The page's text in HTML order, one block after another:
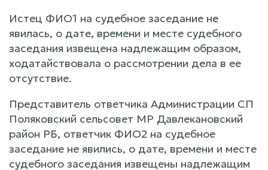
Истец ФИО1 на судебное заседание не
явилась, о дате, времени и месте судебного
заседания извещена надлежащим образом,
ходатайствовала о рассмотрении дела в ее
отсутствие.
Представитель ответчика Администрации СП
Поляковский сельсовет МР Давлекановский
район РБ, ответчик ФИО2 на судебное
заседание не явились, о дате, времени и месте
судебного заседания извещены надлежащим